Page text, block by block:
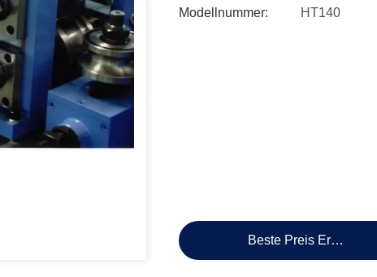
Modellnummer: HT140
Beste Preis Erhalten